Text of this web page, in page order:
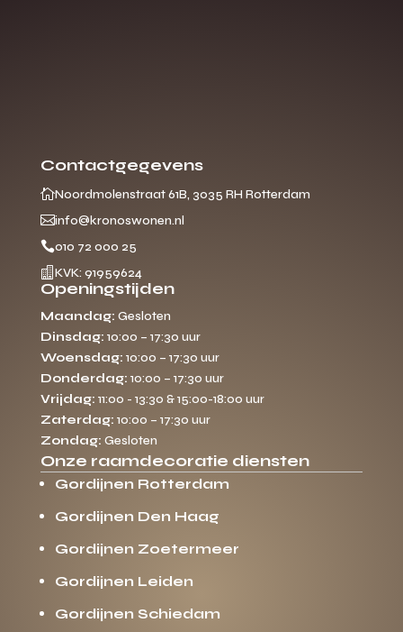
Contactgegevens
Noordmolenstraat 61B, 3035 RH Rotterdam
info@kronoswonen.nl
010 72 000 25
 KVK: 91959624
Openingstijden
Maandag: Gesloten
Dinsdag: 10:00 – 17:30 uur
Woensdag: 10:00 – 17:30 uur
Donderdag: 10:00 – 17:30 uur
Vrijdag: 11:00 - 13:30 & 15:00-18:00 uur
Zaterdag: 10:00 – 17:30 uur
Zondag: Gesloten
Onze raamdecoratie diensten
Gordijnen Rotterdam
Gordijnen Den Haag
Gordijnen Zoetermeer
Gordijnen Leiden
Gordijnen Schiedam